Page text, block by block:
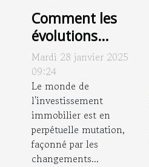
Comment les
évolutions
juridiques
impactent
l'investissement
immobilier
Mardi 28 janvier 2025
09:24
Le monde de
l'investissement
immobilier est en
perpétuelle mutation,
façonné par les
changements...